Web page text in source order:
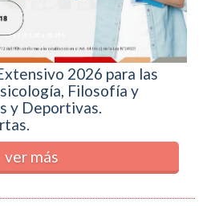
2026 para las
Filosofía y
y Deportivas.
ver más